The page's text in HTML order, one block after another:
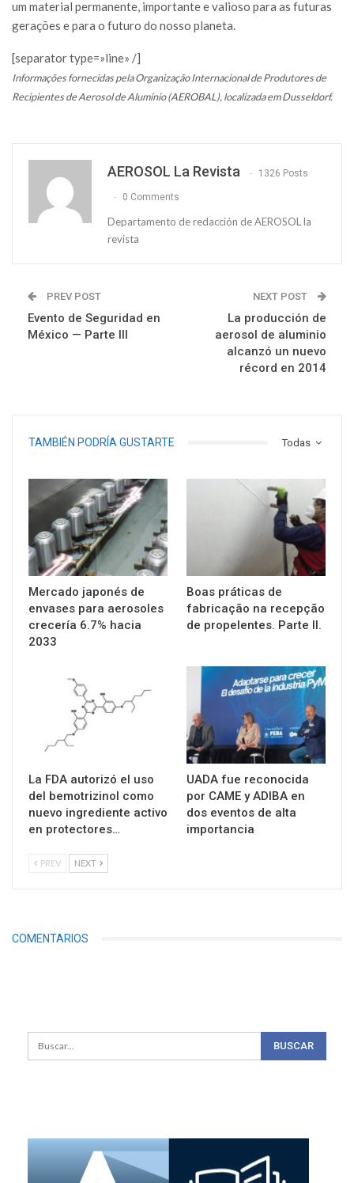
um material permanente, importante e valioso para as futuras
gerações e para o futuro do nosso planeta.
[separator type=»line» /]
Informações fornecidas pela Organização Internacional de Produtores de
Recipientes de Aerosol de Alumínio (AEROBAL), localizada em Dusseldorf.
AEROSOL La Revista 1326 Posts
0 Comments
Departamento de redacción de AEROSOL la
revista
PREV POST
Evento de Seguridad en
México — Parte III
NEXT POST
La producción de
aerosol de aluminio
alcanzó un nuevo
récord en 2014
Todas
TAMBIÉN PODRÍA GUSTARTE
Mercado japonés de
envases para aerosoles
crecería 6.7% hacia
2033
Boas práticas de
fabricação na recepção
de propelentes. Parte II.
La FDA autorizó el uso
del bemotrizinol como
nuevo ingrediente activo
en protectores…
UADA fue reconocida
por CAME y ADIBA en
dos eventos de alta
importancia
PREV NEXT
COMENTARIOS